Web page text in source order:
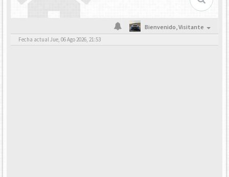
Bienvenido,Visitante
Fecha actual Jue, 06 Ago 2026, 21:53